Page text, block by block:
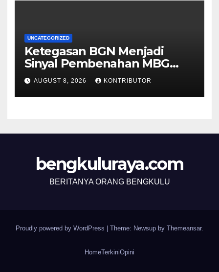
UNCATEGORIZED
Ketegasan BGN Menjadi
Sinyal Pembenahan MBG
Berjalan Lebih Serius
AUGUST 8, 2026 KONTRIBUTOR
bengkuluraya.com
BERITANYA ORANG BENGKULU
Proudly powered by WordPress Theme: Newsup by Themeansar.
HomeTerkiniOpini